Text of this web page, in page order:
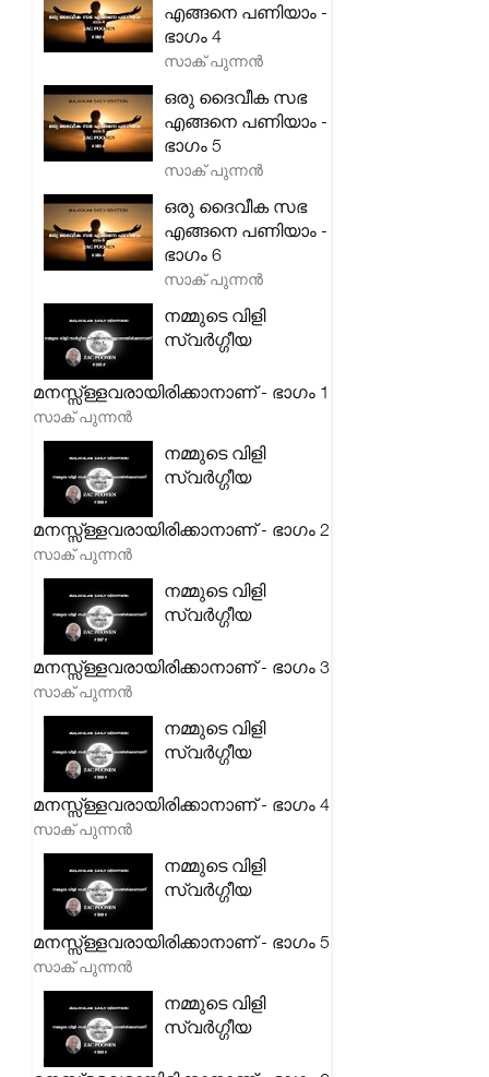
എങ്ങനെ പണിയാം -
ഭാഗം 4
സാക് പുന്നൻ
ഒരു ദൈവീക സഭ
എങ്ങനെ പണിയാം -
ഭാഗം 5
സാക് പുന്നൻ
ഒരു ദൈവീക സഭ
എങ്ങനെ പണിയാം -
ഭാഗം 6
സാക് പുന്നൻ
നമ്മുടെ വിളി
സ്വർഗ്ഗീയ
മനസ്സ്ള്ളവരായിരിക്കാനാണ് - ഭാഗം 1
സാക് പുന്നൻ
നമ്മുടെ വിളി
സ്വർഗ്ഗീയ
മനസ്സ്ള്ളവരായിരിക്കാനാണ് - ഭാഗം 2
സാക് പുന്നൻ
നമ്മുടെ വിളി
സ്വർഗ്ഗീയ
മനസ്സ്ള്ളവരായിരിക്കാനാണ് - ഭാഗം 3
സാക് പുന്നൻ
നമ്മുടെ വിളി
സ്വർഗ്ഗീയ
മനസ്സ്ള്ളവരായിരിക്കാനാണ് - ഭാഗം 4
സാക് പുന്നൻ
നമ്മുടെ വിളി
സ്വർഗ്ഗീയ
മനസ്സ്ള്ളവരായിരിക്കാനാണ് - ഭാഗം 5
സാക് പുന്നൻ
നമ്മുടെ വിളി
സ്വർഗ്ഗീയ